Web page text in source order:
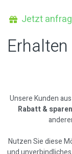
Jetzt
Unsere Kunden
Rabatt &
Nutzen Sie diese